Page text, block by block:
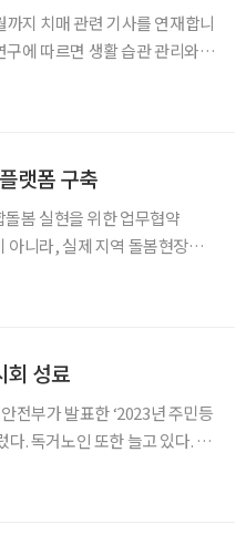
까지 치매 관련 기사를 연재합니
랫폼 구축
봄 실현을 위한 업무협약
아니라, 실제 지역 돌봄현장에
회 성료
전부가 발표한 ‘2023년 주민등
. 독거노인 또한 늘고 있다. 1